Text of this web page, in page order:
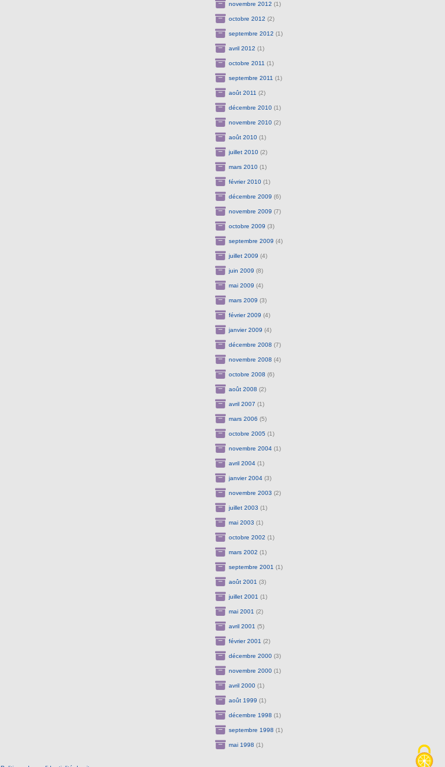
novembre 2012 (1)
octobre 2012 (2)
septembre 2012 (1)
avril 2012 (1)
octobre 2011 (1)
septembre 2011 (1)
août 2011 (2)
décembre 2010(1)
novembre 2010(2)
août 2010(1)
juillet 2010(2)
mars 2010(1)
février 2010(1)
décembre 2009 (6)
novembre 2009 (7)
octobre 2009 (3)
septembre 2009 (4)
juillet 2009 (4)
juin 2009 (8)
mai 2009 (4)
mars 2009 (3)
février 2009 (4)
janvier 2009 (4)
décembre 2008 (7)
novembre 2008 (4)
octobre 2008 (6)
août 2008 (2)
avril 2007 (1)
mars 2006 (5)
octobre 2005 (1)
novembre 2004(1)
avril 2004(1)
janvier 2004(3)
novembre 2003 (2)
juillet 2003 (1)
mai 2003 (1)
octobre 2002 (1)
mars 2002 (1)
septembre 2001 (1)
août 2001 (3)
juillet 2001 (1)
mai 2001 (2)
avril 2001 (5)
février 2001 (2)
décembre 2000(3)
novembre 2000(1)
avril 2000(1)
août 1999 (1)
décembre 1998 (1)
septembre 1998 (1)
mai 1998 (1)